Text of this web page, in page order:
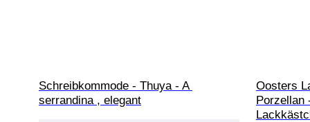
Schreibkommode - Thuya - A
serrandina , elegant
Oosters
Porzellan